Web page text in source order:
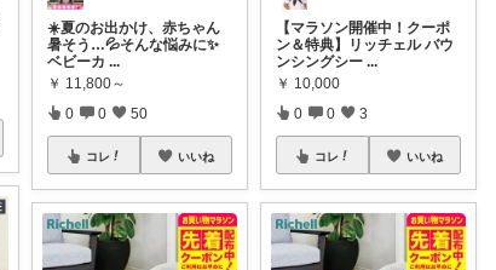
☀️夏のお出かけ、赤ちゃん
暑そう…💦そんな悩みに✨
ベビーカ ...
￥ 11,800～
0 0 50
コレ いいね
【マラソン開催中！クーポ
ン＆特典】リッチェル バウ
ンシングシー ...
￥ 10,000
0 0 3
コレ いいね